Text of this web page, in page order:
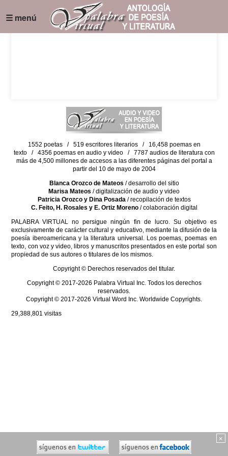
☰ menú
×
1552 poetas / 519 escritores literarios / 16,458 poemas en
texto / 4356 poemas en audio y video / 7787 audios de literatura con
más de 4,500 millones de accesos a las diferentes páginas del portal a
partir del 10 de mayo de 2004
Blanca Orozco de Mateos / desarrollo del sitio
Marisa Mateos / digitalización de audio y video
Patricia Orozco y Dina Posada/ recopilación de textos
C. Feito, H. Rosales y E. Ortiz Moreno/ colaboración digital
PALABRA VIRTUAL no persigue ningún fin de lucro. Su objetivo es
exclusivamente de carácter cultural y educativo, mediante la difusión de la
poesía iberoamericana y la literatura universal. Los poemas, poemas en
texto, con voz y video, libros y manuscritos presentados en este portal son
propiedad de sus autores o titulares de los mismos.
Copyright © Derechos reservados del titular.
Copyright © 2017-2026 Palabra Virtual Inc. Todos los derechos
reservados.
Copyright © 2017-2026 Virtual Word Inc. Worldwide Copyrights.
29,388,801 visitas